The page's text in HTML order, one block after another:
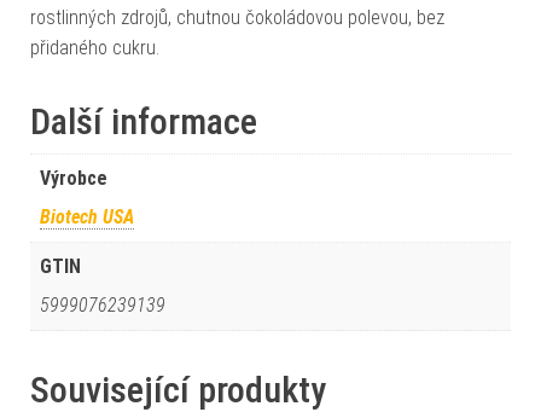
rostlinných zdrojů, chutnou čokoládovou polevou, bez
přidaného cukru.
Další informace
Výrobce
Biotech USA
GTIN
5999076239139
Související produkty